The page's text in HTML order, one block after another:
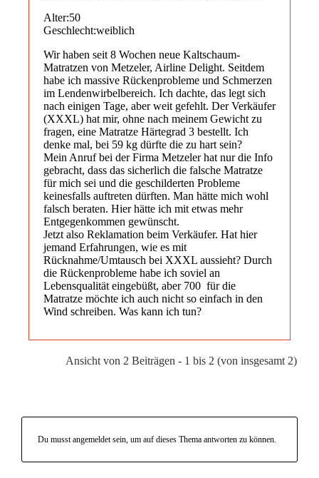
Alter:50
Geschlecht:weiblich
Wir haben seit 8 Wochen neue Kaltschaum-
Matratzen von Metzeler, Airline Delight. Seitdem
habe ich massive Rückenprobleme und Schmerzen
im Lendenwirbelbereich. Ich dachte, das legt sich
nach einigen Tage, aber weit gefehlt. Der Verkäufer
(XXXL) hat mir, ohne nach meinem Gewicht zu
fragen, eine Matratze Härtegrad 3 bestellt. Ich
denke mal, bei 59 kg dürfte die zu hart sein?
Mein Anruf bei der Firma Metzeler hat nur die Info
gebracht, dass das sicherlich die falsche Matratze
für mich sei und die geschilderten Probleme
keinesfalls auftreten dürften. Man hätte mich wohl
falsch beraten. Hier hätte ich mit etwas mehr
Entgegenkommen gewünscht.
Jetzt also Reklamation beim Verkäufer. Hat hier
jemand Erfahrungen, wie es mit
Rücknahme/Umtausch bei XXXL aussieht? Durch
die Rückenprobleme habe ich soviel an
Lebensqualität eingebüßt, aber 700  für die
Matratze möchte ich auch nicht so einfach in den
Wind schreiben. Was kann ich tun?
Ansicht von 2 Beiträgen - 1 bis 2 (von insgesamt 2)
Du musst angemeldet sein, um auf dieses Thema antworten zu können.